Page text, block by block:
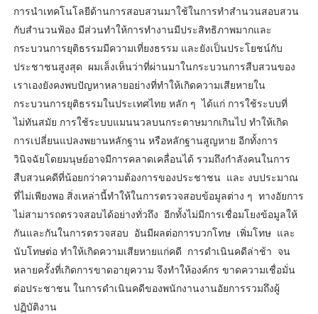
การนำเทคโนโลยีด้านการสอบสวนมาใช้ในการทำสำนวนสอบสวน
กับสำนวนฟ้อง มีส่วนทำให้การทำงานมีประสิทธิภาพมากและ
กระบวนการยุติธรรมมีความเที่ยงธรรม และยังเป็นประโยชน์กับ
ประชาชนสูงสุด ผมเล็งเห็นว่าที่ผ่านมาในกระบวนการสืบสวนของ
เราเองยังคงพบปัญหาหลายอย่างที่ทำให้เกิดความเสียหายใน
กระบวนการยุติธรรมในประเทศไทย หลัก ๆ ได้แก่ การใช้ระบบที่
ไม่ทันสมัย การใช้ระบบแมนนวลบนกระดาษมากเกินไป ทำให้เกิด
การเปลี่ยนแปลงพยานหลักฐาน หรือหลักฐานสูญหาย อีกทั้งการ
วินิจฉัยโดยมนุษย์อาจมีการคลาดเคลื่อนได้ รวมถึงกำลังคนในการ
สืบสวนคดีที่น้อยกว่าความต้องการของประชาชน และ งบประมาณ
ที่ไม่เพียงพอ สิ่งเหล่านี้ทำให้ในการตรวจสอบข้อมูลต่าง ๆ ทางอัยการ
ไม่สามารถตรวจสอบได้อย่างทั่วถึง อีกทั้งไม่มีการเชื่อมโยงข้อมูลให้
กันและกันในการตรวจสอบ อันมีผลต่อการบวกโทษ เพิ่มโทษ และ
นับโทษต่อ ทำให้เกิดความเสียหายแก่คดี การดำเนินคดีล่าช้า จน
หลายครั้งที่เกิดการขาดอายุความ จึงทำให้องค์กร ขาดความเชื่อมั่น
ต่อประชาชน ในการดำเนินคดีของพนักงานงานอัยการรวมถึงผู้
ปฏิบัติงาน